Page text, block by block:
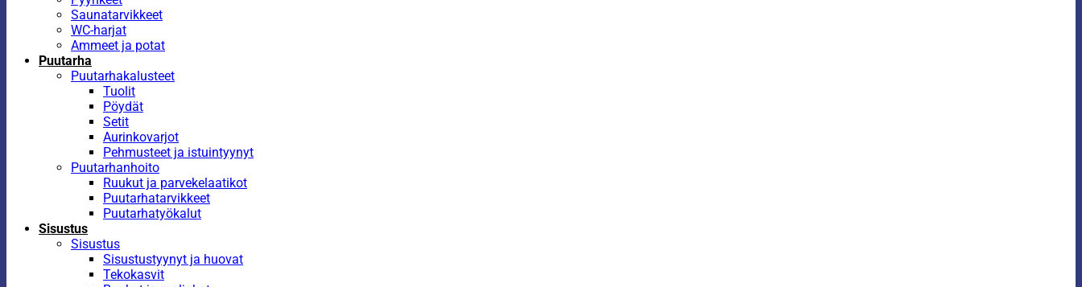
Saunatarvikkeet
WC-harjat
Ammeet ja potat
Puutarha
Puutarhakalusteet
Tuolit
Pöydät
Setit
Aurinkovarjot
Pehmusteet ja istuintyynyt
Puutarhanhoito
Ruukut ja parvekelaatikot
Puutarhatarvikkeet
Puutarhatyökalut
Sisustus
Sisustus
Sisustustyynyt ja huovat
Tekokasvit